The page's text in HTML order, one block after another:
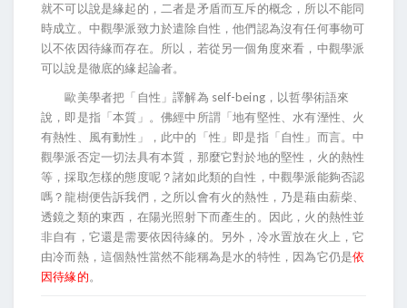
就不可以說是緣起的，二者是矛盾而互斥的概念，所以不能同
時成立。中觀學派致力於遣除自性，他們認為沒有任何事物可
以不依因待緣而存在。所以，若從另一個角度來看，中觀學派
可以說是徹底的緣起論者。
歐美學者把「自性」譯解為 self-being，以哲學術語來
說，即是指「本質」。佛經中所謂「地有堅性、水有溼性、火
有熱性、風有動性」，此中的「性」即是指「自性」而言。中
觀學派否定一切法具有本質，那麼它對於地的堅性，火的熱性
等，採取怎樣的態度呢？諸如此類的自性，中觀學派能夠否認
嗎？龍樹便告訴我們，之所以會有火的熱性，乃是藉由薪柴、
透鏡之類的東西，在陽光照射下而產生的。因此，火的熱性並
非自有，它還是需要依因待緣的。另外，冷水置放在火上，它
由冷而熱，這個熱性當然不能稱為是水的特性，因為它仍是依
因待緣的。